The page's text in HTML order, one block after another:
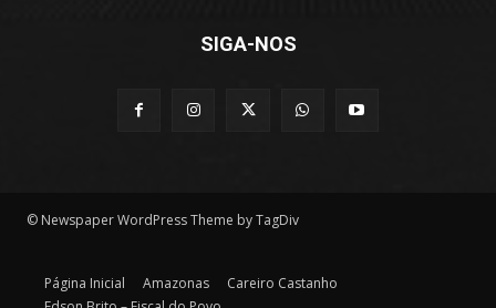
SIGA-NOS
© Newspaper WordPress Theme by TagDiv
Página Inicial Amazonas
Careiro Castanho